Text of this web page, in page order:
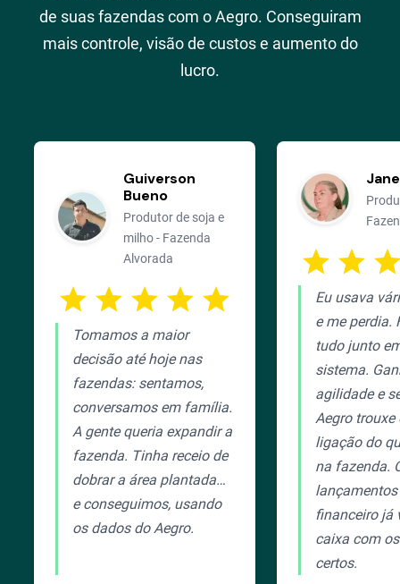
de suas fazendas com o Aegro. Conseguiram
mais controle, visão de custos e aumento do
lucro.
Guiverson
Bueno
Produtor de soja e
milho - Fazenda
Alvorada
star star star star star
Tomamos a maior
decisão até hoje nas
fazendas: sentamos,
conversamos em família.
A gente queria expandir a
fazenda. Tinha receio de
dobrar a área plantada…
e conseguimos, usando
os dados do Aegro.
star star
Eu usava
e me perdia.
tudo junto
sistema.
agilidade e
Aegro trouxe
ligação do
na fazenda.
financeiro já
caixa com
certos.